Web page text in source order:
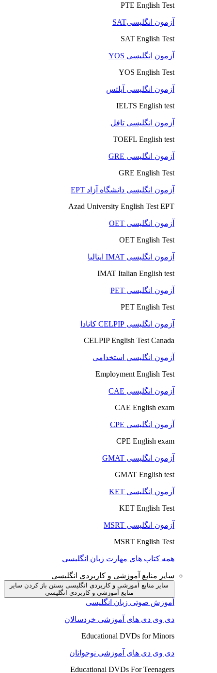
PTE English Test
آزمون انگلیسیSAT
SAT English Test
آزمون انگلیسی YOS
YOS English Test
آزمون انگلیسی آیلتس
IELTS English test
آزمون انگلیسی تافل
TOEFL English test
آزمون انگلیسی GRE
GRE English Test
آزمون انگلیسی دانشگاه آزاد EPT
Azad University English Test EPT
آزمون انگلیسی OET
OET English Test
آزمون انگلیسی IMAT ایتالیا
IMAT Italian English test
آزمون انگلیسی PET
PET English Test
آزمون انگلیسی CELPIP کانادا
CELPIP English Test Canada
آزمون انگلیسی استخدامی
Employment English Test
آزمون انگلیسی CAE
CAE English exam
آزمون انگلیسی CPE
CPE English exam
آزمون انگلیسی GMAT
GMAT English test
آزمون انگلیسی KET
KET English Test
آزمون انگلیسی MSRT
MSRT English Test
همه کتاب های مهارت زبان انگلیسی
سایر منابع آموزشی و کاربردی انگلیسی
سایر منابع آموزشی و کاربردی انگلیسی بستن باز کردن سایر
منابع آموزشی و کاربردی انگلیسی
آموزش صوتی زبان انگلیسی
دی وی دی های آموزشی خردسالان
Educational DVDs for Minors
دی وی دی های آموزشی نوجوانان
Educational DVDs For Teenagers